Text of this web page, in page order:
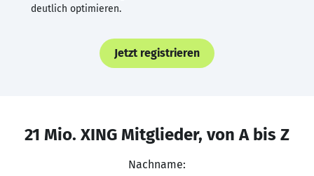
deutlich optimieren.
Jetzt registrieren
21 Mio. XING Mitglieder, von A bis Z
Nachname: